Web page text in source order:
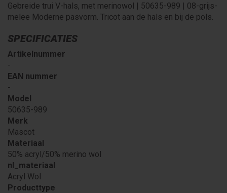
Gebreide trui V-hals, met merinowol | 50635-989 | 08-grijs-
melee Moderne pasvorm. Tricot aan de hals en bij de pols.
SPECIFICATIES
Artikelnummer
-
EAN nummer
-
Model
50635-989
Merk
Mascot
Materiaal
50% acryl/50% merino wol
nl_materiaal
Acryl Wol
Producttype